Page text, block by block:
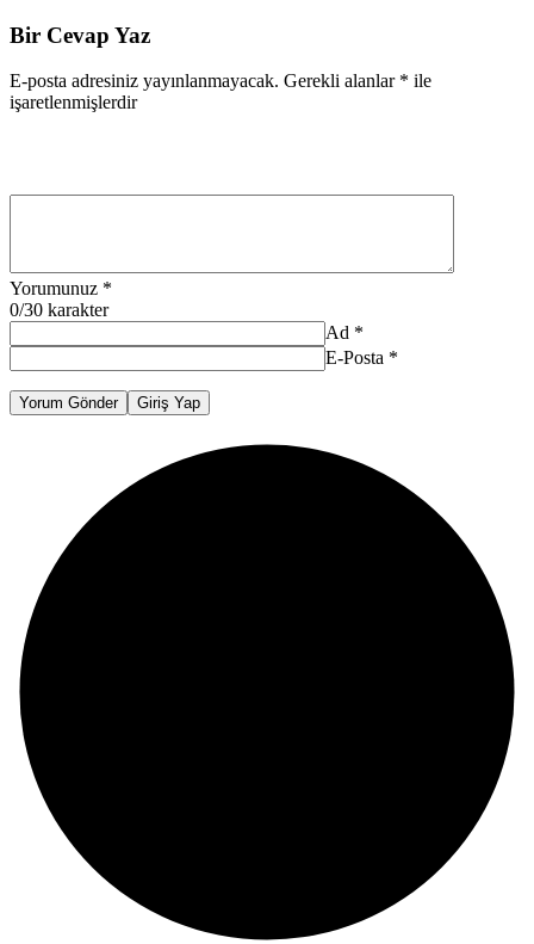
Bir Cevap Yaz
E-posta adresiniz yayınlanmayacak. Gerekli alanlar * ile
işaretlenmişlerdir
Yorumunuz *
0/30 karakter
Ad *
E-Posta *
Yorum Gönder Giriş Yap